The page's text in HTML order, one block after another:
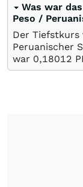
Was war
Peso /
Der Tiefstkurs
Peruanischer
war 0,18012